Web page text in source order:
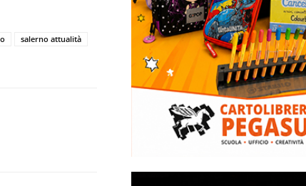
salerno attualità